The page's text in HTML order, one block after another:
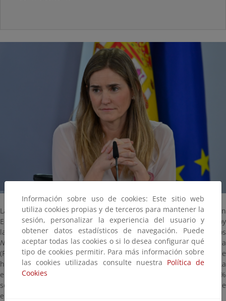
La vicepresidenta del Gobierno y ministra para la Transición
Ecológica y el Reto Demográfico, Sara Aagesen, ha anunciado hoy
la ampliación hasta los 512 millones de euros de fondos
NextGenEUdel Plan de Recuperación, Transformación y Resiliencia
(PRTR) de las ayudas destinadas a la repotenciación eólica e
hidroeléctrica (REPOTEN 2), tal y como puede consultarseaquí
. La
elevada demanda del sector ha motivado un incremento del 75%
sobre el presupuesto inicial de la convocatoria, de 292 millones de
euros.
Información sobre uso de cookies: Este sitio web
utiliza cookies propias y de terceros para mantener la
sesión, personalizar la experiencia del usuario y
obtener datos estadísticos de navegación. Puede
aceptar todas las cookies o si lo desea configurar qué
tipo de cookies permitir. Para más información sobre
las cookies utilizadas consulte nuestra Política de
Cookies